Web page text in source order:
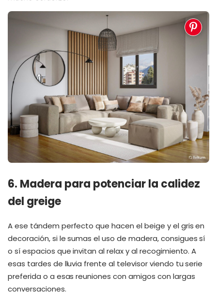
6. Madera para potenciar la calidez
del greige
A ese tándem perfecto que hacen el beige y el gris en
decoración, si le sumas el uso de madera, consigues sí
o sí espacios que invitan al relax y al recogimiento. A
esas tardes de lluvia frente al televisor viendo tu serie
preferida o a esas reuniones con amigos con largas
conversaciones.